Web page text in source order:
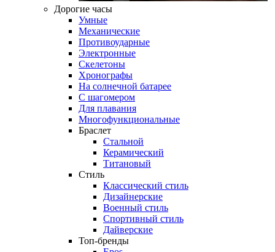
Дорогие часы
Умные
Механические
Противоударные
Электронные
Скелетоны
Хронографы
На солнечной батарее
С шагомером
Для плавания
Многофункциональные
Браслет
Стальной
Керамический
Титановый
Стиль
Классический стиль
Дизайнерские
Военный стиль
Спортивный стиль
Дайверские
Топ-бренды